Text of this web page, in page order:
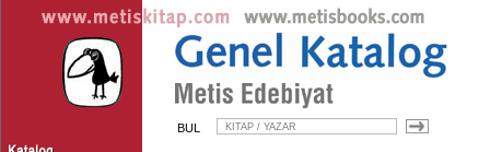
BUL